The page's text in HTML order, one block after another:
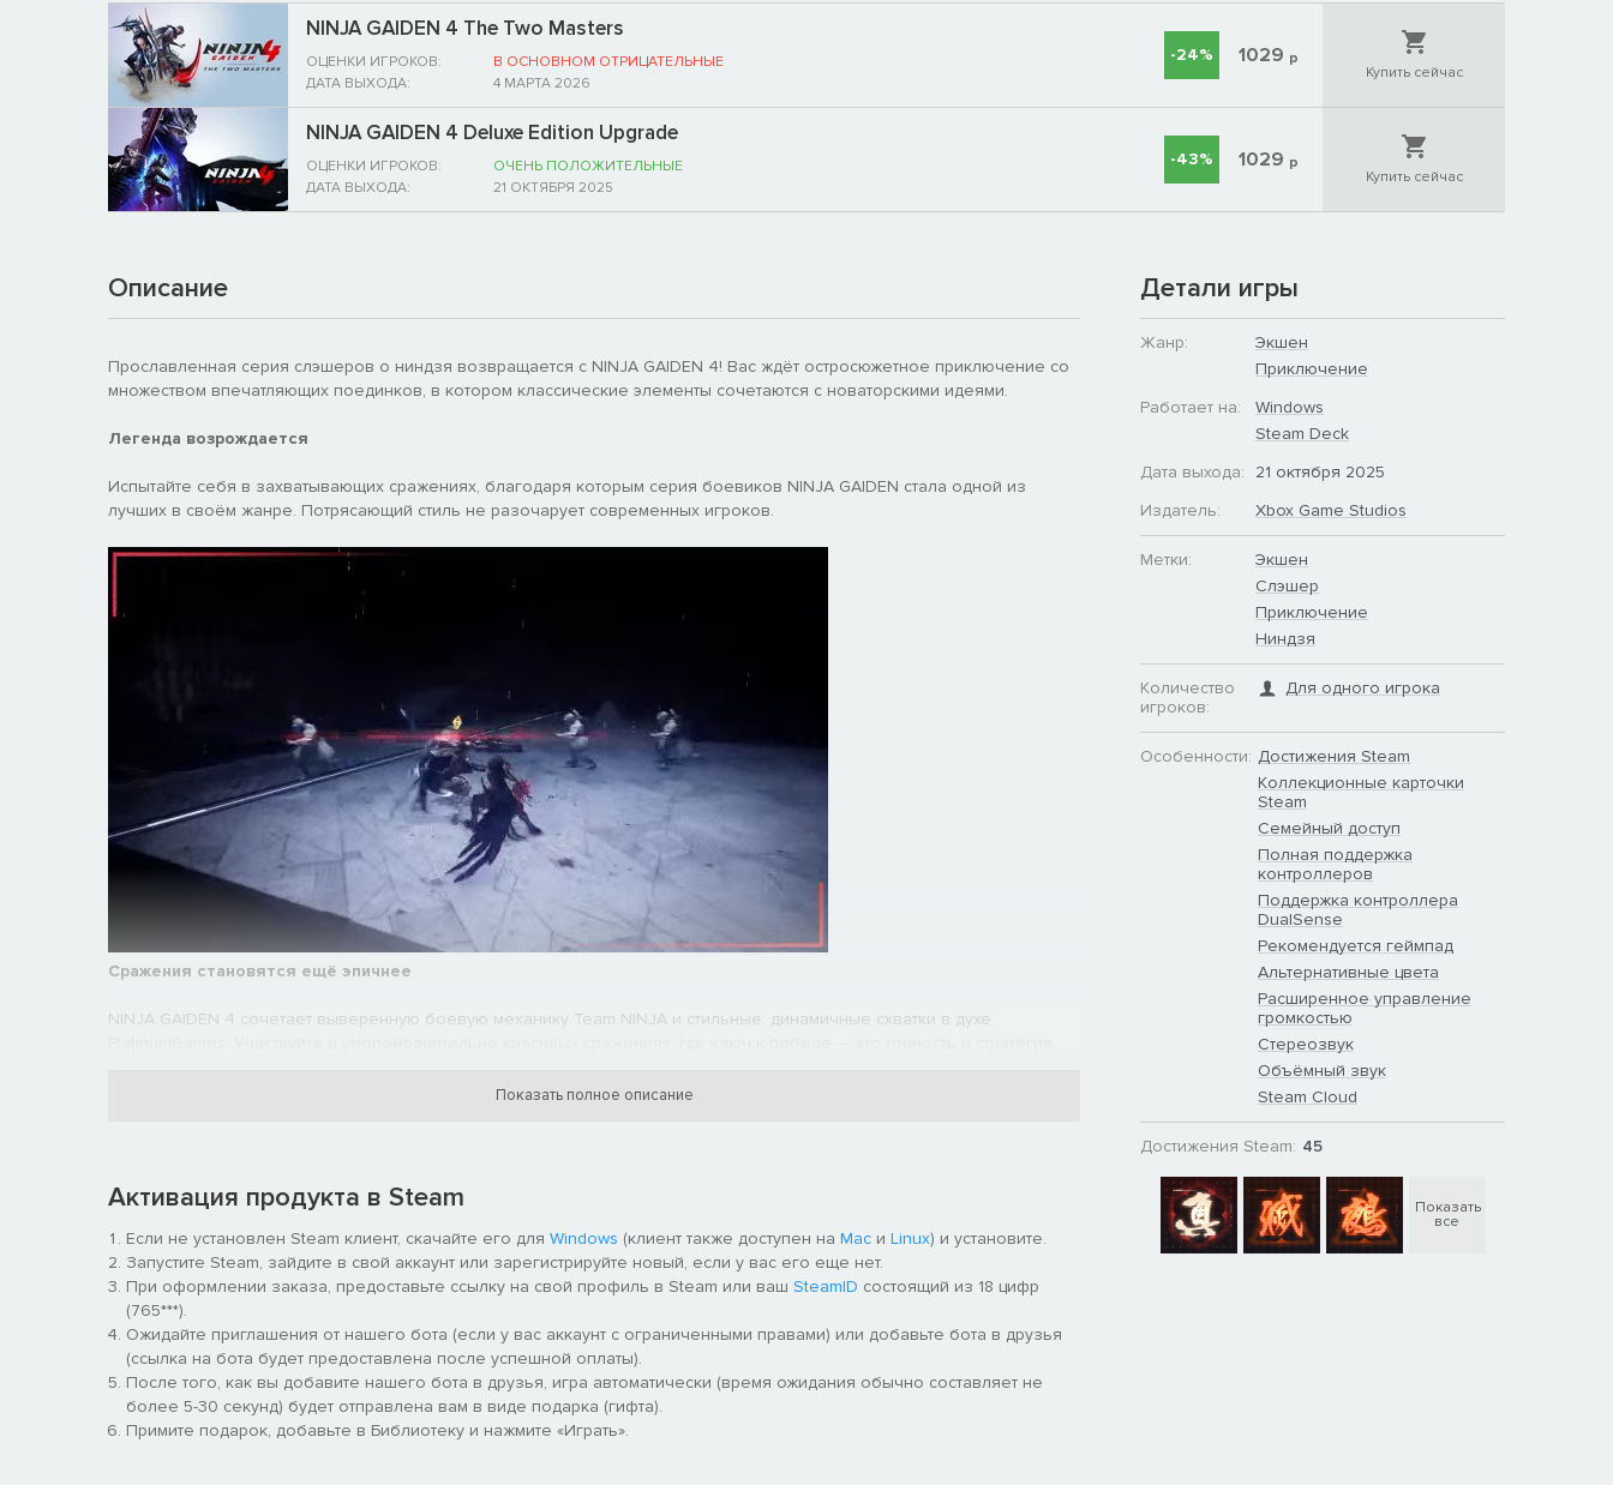
NINJA GAIDEN 4 The Two Masters
ОЦЕНКИ ИГРОКОВ:
В ОСНОВНОМ ОТРИЦАТЕЛЬНЫЕ
ДАТА ВЫХОДА:
4 МАРТА 2026
-24% 1029 р
Купить сейчас
NINJA GAIDEN 4 Deluxe Edition Upgrade
ОЦЕНКИ ИГРОКОВ:
ОЧЕНЬ ПОЛОЖИТЕЛЬНЫЕ
ДАТА ВЫХОДА:
21 ОКТЯБРЯ 2025
-43% 1029 р
Купить сейчас
Описание
Прославленная серия слэшеров о ниндзя возвращается с NINJA GAIDEN 4! Вас ждёт остросюжетное приключение со
множеством впечатляющих поединков, в котором классические элементы сочетаются с новаторскими идеями.
Легенда возрождается
Испытайте себя в захватывающих сражениях, благодаря которым серия боевиков NINJA GAIDEN стала одной из
лучших в своём жанре. Потрясающий стиль не разочарует современных игроков.
Сражения становятся ещё эпичнее
NINJA GAIDEN 4 сочетает выверенную боевую механику Team NINJA и стильные, динамичные схватки в духе
приёмы, как «Бросок Изуны» и «Летящая ласточка».Показать полное описание
Активация продукта в Steam
Если не установлен Steam клиент, скачайте его для Windows (клиент также доступен на Mac и Linux) и установите.
Запустите Steam, зайдите в свой аккаунт или зарегистрируйте новый, если у вас его еще нет.
При оформлении заказа, предоставьте ссылку на свой профиль в Steam или ваш SteamID состоящий из 18 цифр
(765***).
Ожидайте приглашения от нашего бота (если у вас аккаунт с ограниченными правами) или добавьте бота в друзья
(ссылка на бота будет предоставлена после успешной оплаты).
После того, как вы добавите нашего бота в друзья, игра автоматически (время ожидания обычно составляет не
более 5-30 секунд) будет отправлена вам в виде подарка (гифта).
Примите подарок, добавьте в Библиотеку и нажмите «Играть».
Детали игры
Жанр:
Экшен
Приключение
Работает на:
Windows
Steam Deck
Дата выхода:
21 октября 2025
Издатель:
Xbox Game Studios
Метки:
Экшен
Слэшер
Приключение
Ниндзя
Количество
игроков:
Для одного игрока
Особенности: Достижения Steam
Коллекционные карточки
Steam
Семейный доступ
Полная поддержка
контроллеров
Поддержка контроллера
DualSense
Рекомендуется геймпад
Альтернативные цвета
Расширенное управление
громкостью
Стереозвук
Объёмный звук
Steam Cloud
Достижения Steam: 45
Показать
все